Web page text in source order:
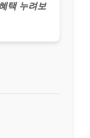
택 누려보